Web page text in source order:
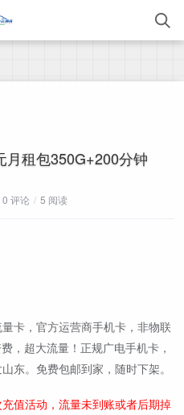
月租包350G+200分钟
0 评论 / 5 阅读
卡，官方运营商手机卡，非物联
，超大流量！正规广电手机卡，
东。免费包邮到家，随时下架。
值活动，流量未到账或者后期掉